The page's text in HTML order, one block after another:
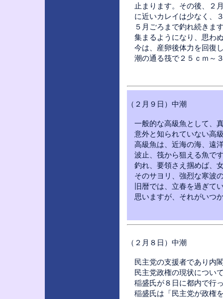
止まります。その後、２
に近いカレイは少なく、
５月ごろまで釣れ続きま
集まるようになり、思わ
今は、産卵後体力を回復
潮の通る筏で２５ｃｍ～
（２月９日）中潮
一般的な高級魚として、
意外と知られていない高
高級魚は、近海の海、遠
波止、筏から狙える魚で
釣れ、要領さえ掴めば、
そのサヨリ、強烈な寒波
旧暦では、立春を過ぎて
思いますが、それがいつ
（２月８日）中潮
民主党の支援者であり内
民主党政権の現状につい
稲盛氏が８日に都内で行
稲盛氏は「民主党が政権